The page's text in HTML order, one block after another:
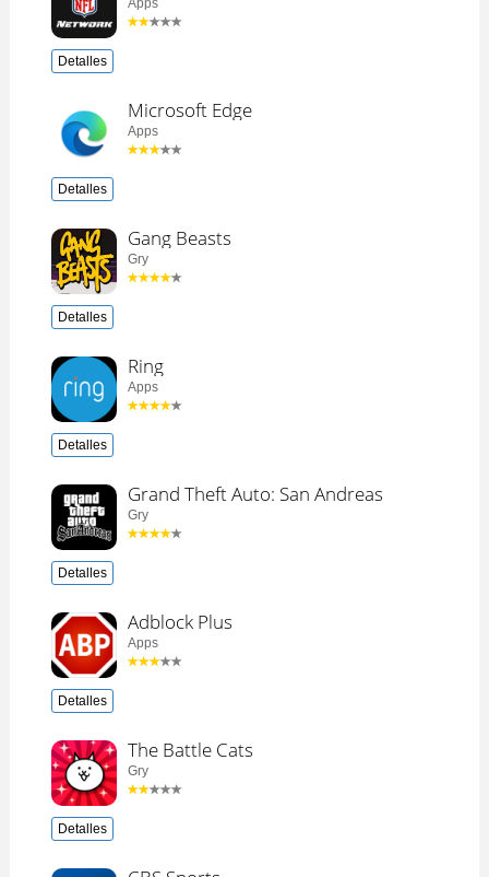
Apps
Detalles
Microsoft Edge
Apps
Detalles
Gang Beasts
Gry
Detalles
Ring
Apps
Detalles
Grand Theft Auto: San Andreas
Gry
Detalles
Adblock Plus
Apps
Detalles
The Battle Cats
Gry
Detalles